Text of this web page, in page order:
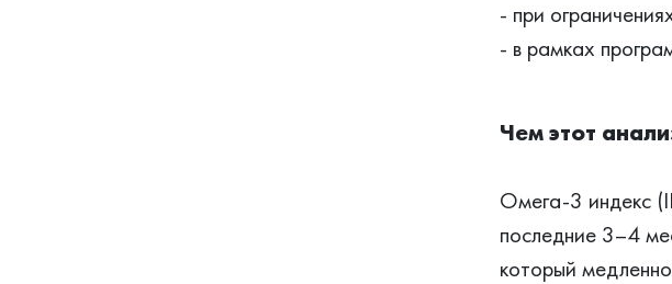
- при
- в рамках
Чем этот
Омега-3 индекс
последние 3–4
который